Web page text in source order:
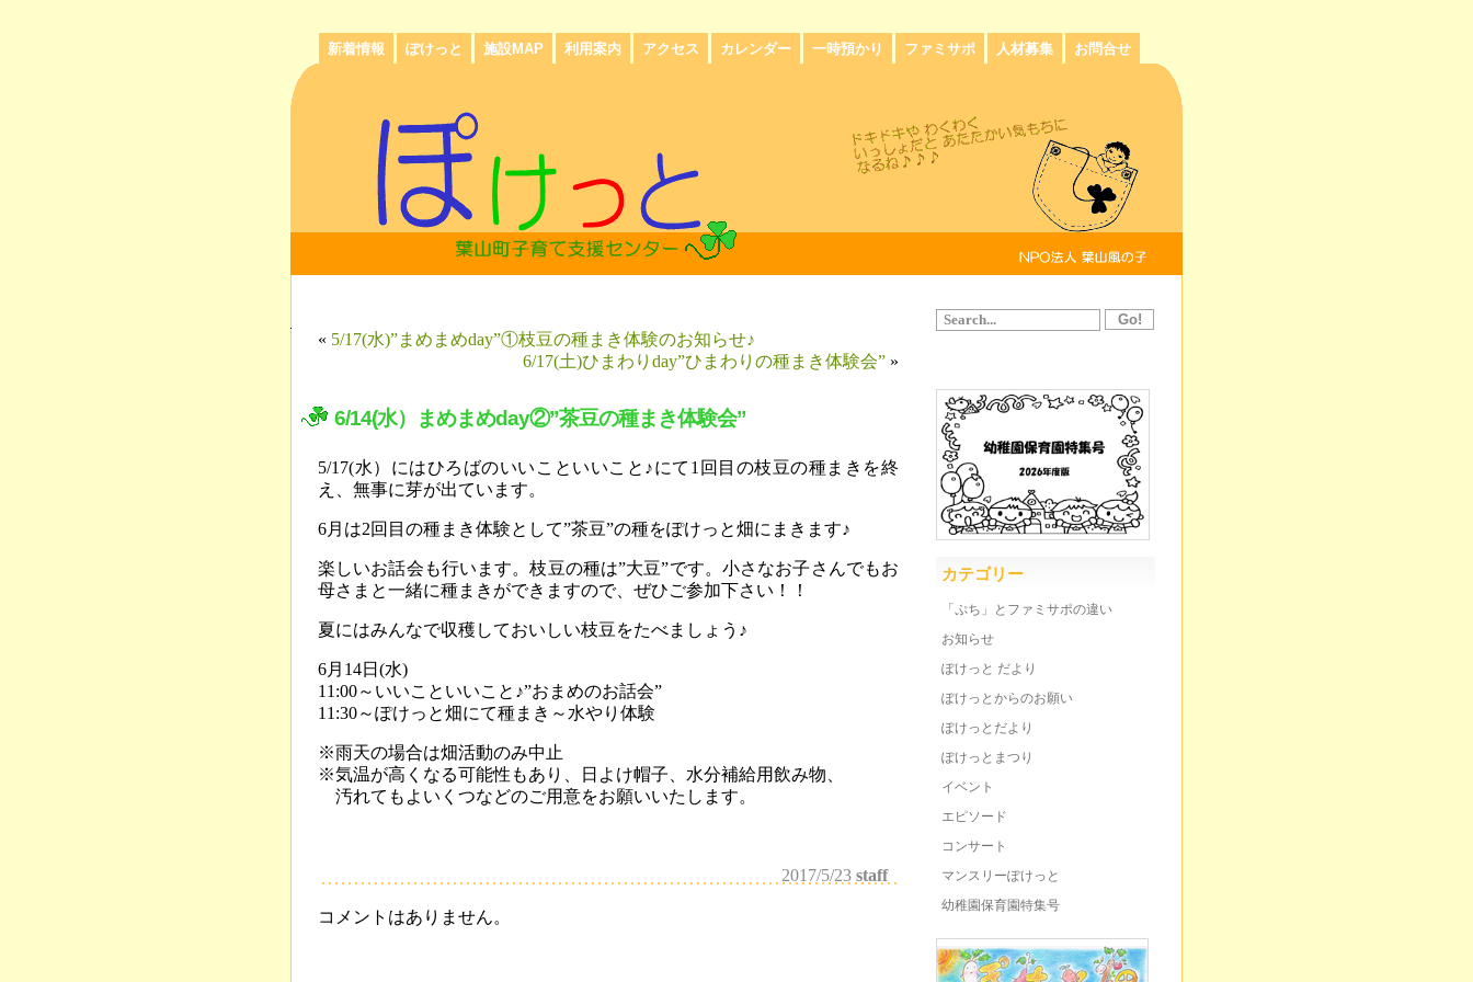
新着情報 ぽけっと 施設MAP 利用案内 アクセス カレンダー 一時預かり ファミサポ 人材募集 お問合せ
« 5/17(水)”まめまめday”①枝豆の種まき体験のお知らせ♪
6/17(土)ひまわりday”ひまわりの種まき体験会” »
6/14(水）まめまめday②”茶豆の種まき体験会”
5/17(水）にはひろばのいいこといいこと♪にて1回目の枝豆の種まきを終
え、無事に芽が出ています。
6月は2回目の種まき体験として”茶豆”の種をぽけっと畑にまきます♪
楽しいお話会も行います。枝豆の種は”大豆”です。小さなお子さんでもお
母さまと一緒に種まきができますので、ぜひご参加下さい！！
夏にはみんなで収穫しておいしい枝豆をたべましょう♪
6月14日(水)
11:00～いいこといいこと♪”おまめのお話会”
11:30～ぽけっと畑にて種まき～水やり体験
※雨天の場合は畑活動のみ中止
※気温が高くなる可能性もあり、日よけ帽子、水分補給用飲み物、
汚れてもよいくつなどのご用意をお願いいたします。
2017/5/23 staff
コメントはありません。
カテゴリー
「ぷち」とファミサポの違い
お知らせ
ぽけっと だより
ぽけっとからのお願い
ぽけっとだより
ぽけっとまつり
イベント
エピソード
コンサート
マンスリーぽけっと
幼稚園保育園特集号